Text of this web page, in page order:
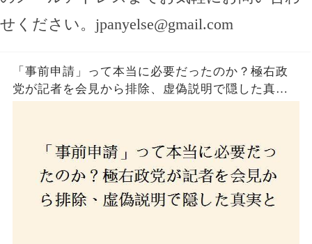
せください。 jpanyelse@gmail.com
「事前申請」って本当に必要だったのか？極右政
党が記者を会見から排除、虚偽説明で隠した真実